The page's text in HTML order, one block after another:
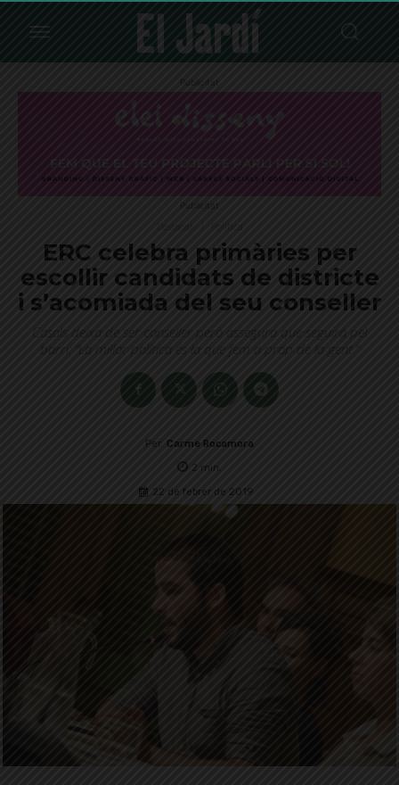
Publicitat
Publicitat
ERC celebra primàries per
escollir candidats de districte
i s’acomiada del seu conseller
Casals deixa de ser conseller però assegura que seguirà pel
barri: “La millor política és la que fem a prop de la gent.”
Per Carme Rocamora
2 min.
22 de febrer de 2019